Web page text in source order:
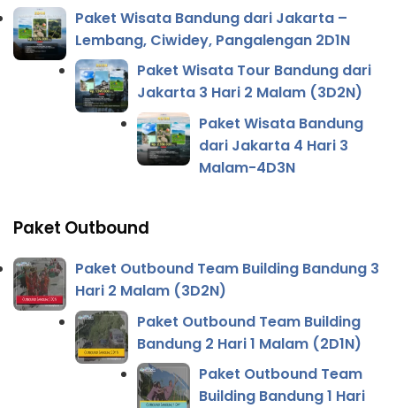
Paket Wisata Bandung dari Jakarta –
Lembang, Ciwidey, Pangalengan 2D1N
Paket Wisata Tour Bandung dari
Jakarta 3 Hari 2 Malam (3D2N)
Paket Wisata Bandung
dari Jakarta 4 Hari 3
Malam-4D3N
Paket Outbound
Paket Outbound Team Building Bandung 3
Hari 2 Malam (3D2N)
Paket Outbound Team Building
Bandung 2 Hari 1 Malam (2D1N)
Paket Outbound Team
Building Bandung 1 Hari